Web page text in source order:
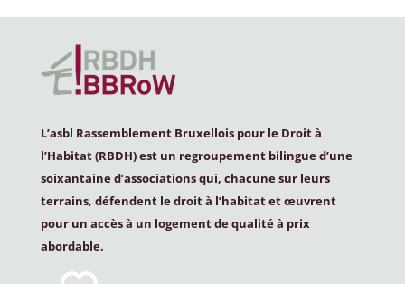
L’asbl Rassemblement Bruxellois pour le Droit à
l’Habitat (RBDH) est un regroupement bilingue d’une
soixantaine d’associations qui, chacune sur leurs
terrains, défendent le droit à l’habitat et œuvrent
pour un accès à un logement de qualité à prix
abordable.